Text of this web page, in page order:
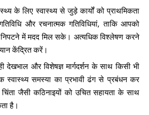
के लिए स्वास्थ्य से जुड़े कार्यों को प्राथमिकता
और रचनात्मक गतिविधियां, ताकि आपको
में मदद मिल सके। अत्यधिक विश्लेषण करने
केंद्रित करें।
और विशेषज्ञ मार्गदर्शन के साथ किसी भी
स्वास्थ्य समस्या का प्रभावी ढंग से प्रबंधन कर
जैसी कठिनाइयों को उचित सहायता के साथ
है।